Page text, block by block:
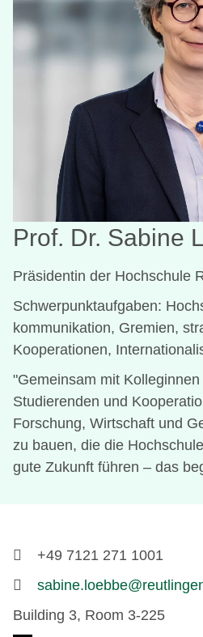
Prof. Dr. Sabine
Präsidentin der Hochschule
Schwerpunktaufgaben:
kommunikation, Gremien,
Kooperationen,
"Gemeinsam mit
Studierenden und
Forschung, Wirtschaft und
zu bauen, die die
gute Zukunft führen – das
+49 7121 271 1001
Building 3, Room 3-225